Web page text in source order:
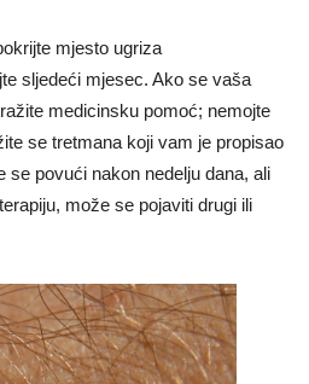
mjesto ugriza
sljedeći mjesec. Ako se vaša
medicinsku pomoć; nemojte
se tretmana koji vam je propisao
se povući nakon nedelju dana, ali
može se pojaviti drugi ili